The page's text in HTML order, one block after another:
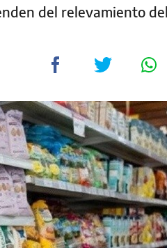
del relevamiento